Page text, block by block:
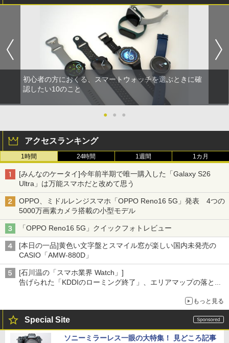
初心者の方におくる、スマートウォッチを選ぶときに確
認したい10のこと
● ● ●
アクセスランキング
1時間 24時間 1週間 1カ月
[みんなのケータイ]今年前半期で唯一購入した「Galaxy S26
Ultra」は万能スマホだと改めて思う
OPPO、ミドルレンジスマホ「OPPO Reno16 5G」発表 4つの
5000万画素カメラ搭載の小型モデル
「OPPO Reno16 5G」クイックフォトレビュー
[本日の一品]黄色い文字盤とスマイル窓が楽しい国内未発売の
CASIO「AMW-880D」
[石川温の「スマホ業界 Watch」]
告げられた「KDDIのローミング終了」、エリアマップの落とし
もっと見る
Special Site
ソニーミラーレス一眼の大特集！ 見どころ記事